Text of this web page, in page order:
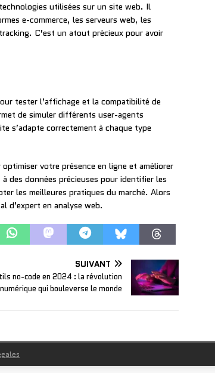
utilisées sur un site web. Il
e-commerce, les serveurs web, les
C’est un atout précieux pour avoir
tester l’affichage et la compatibilité de
de simuler différents user-agents
s’adapte correctement à chaque type
votre présence en ligne et améliorer
des données précieuses pour identifier les
les meilleures pratiques du marché. Alors
d’expert en analyse web.
SUIVANT
no-code en 2024 : la révolution
numérique qui bouleverse le monde